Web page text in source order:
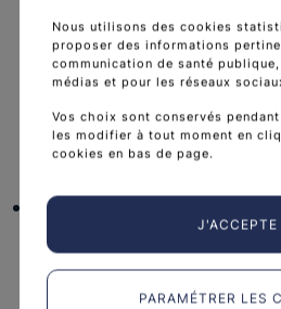
Découvrir l’Institut arrow_forward
Nous suivre
facebook x
Nous connaître
Nous utilisons des cookies
proposer des informations
communication de santé
médias et pour les réseaux
Vos choix sont conservés
les modifier à tout moment en
cookies en bas de page.
J'ACCEPTE
PARAMÉTRER LES